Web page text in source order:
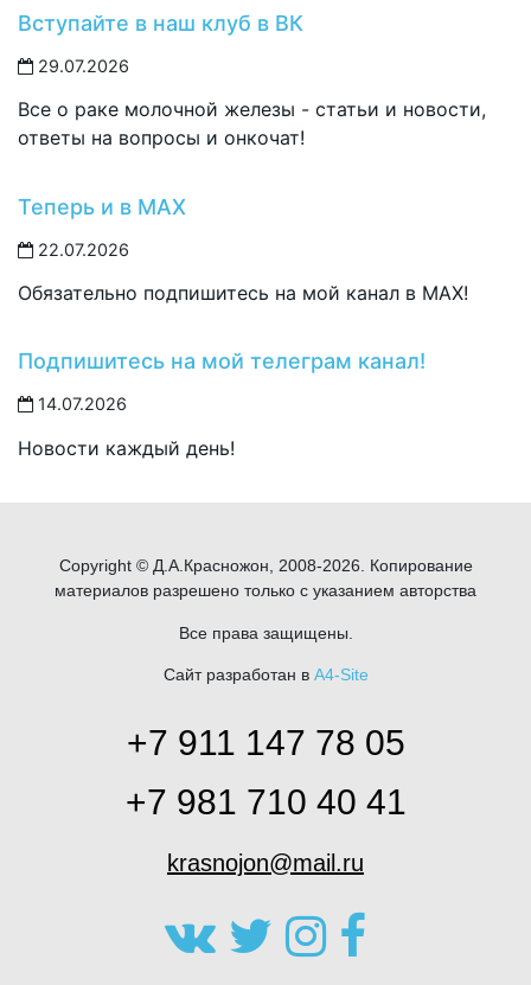
Вступайте в наш клуб в ВК
29.07.2026
Все о раке молочной железы - статьи и новости,
ответы на вопросы и онкочат!
Теперь и в MAX
22.07.2026
Обязательно подпишитесь на мой канал в MAX!
Подпишитесь на мой телеграм канал!
14.07.2026
Новости каждый день!
Copyright © Д.А.Красножон, 2008-2026. Копирование
материалов разрешено только с указанием авторства
Все права защищены.
Сайт разработан в A4-Site
+7 911 147 78 05
+7 981 710 40 41
krasnojon@mail.ru